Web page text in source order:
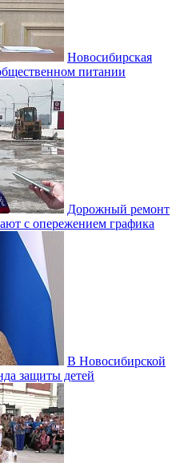
Новосибирская
питании
Дорожный ремонт
с опережением графика
В Новосибирской
защиты детей